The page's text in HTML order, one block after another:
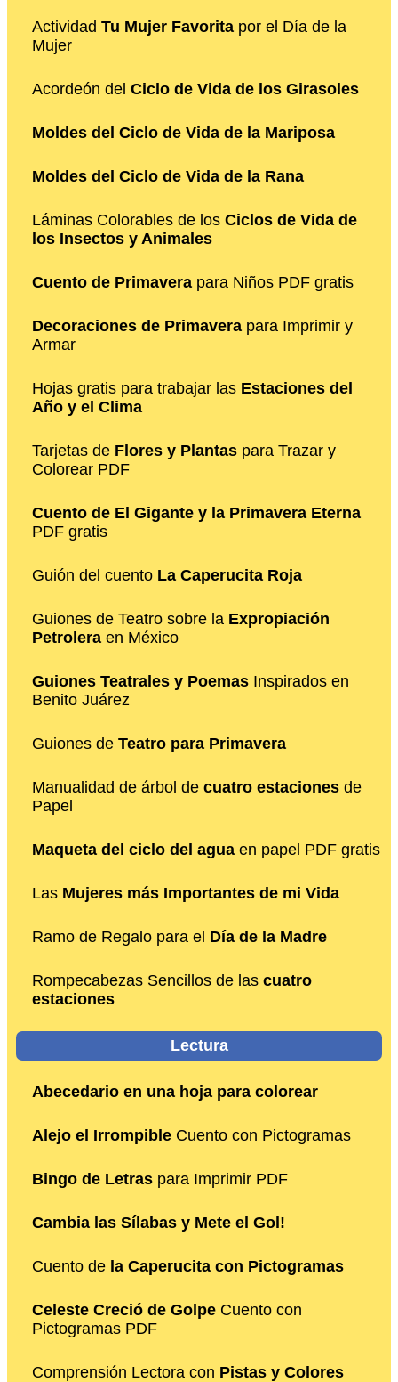
Actividad Tu Mujer Favorita por el Día de la
Mujer
Acordeón del Ciclo de Vida de los Girasoles
Moldes del Ciclo de Vida de la Mariposa
Moldes del Ciclo de Vida de la Rana
Láminas Colorables de los Ciclos de Vida de
los Insectos y Animales
Cuento de Primavera para Niños PDF gratis
Decoraciones de Primavera para Imprimir y
Armar
Hojas gratis para trabajar las Estaciones del
Año y el Clima
Tarjetas de Flores y Plantas para Trazar y
Colorear PDF
Cuento de El Gigante y la Primavera Eterna
PDF gratis
Guión del cuento La Caperucita Roja
Guiones de Teatro sobre la Expropiación
Petrolera en México
Guiones Teatrales y Poemas Inspirados en
Benito Juárez
Guiones de Teatro para Primavera
Manualidad de árbol de cuatro estaciones de
Papel
Maqueta del ciclo del agua en papel PDF gratis
Las Mujeres más Importantes de mi Vida
Ramo de Regalo para el Día de la Madre
Rompecabezas Sencillos de las cuatro
estaciones
Lectura
Abecedario en una hoja para colorear
Alejo el Irrompible Cuento con Pictogramas
Bingo de Letras para Imprimir PDF
Cambia las Sílabas y Mete el Gol!
Cuento de la Caperucita con Pictogramas
Celeste Creció de Golpe Cuento con
Pictogramas PDF
Comprensión Lectora con Pistas y Colores